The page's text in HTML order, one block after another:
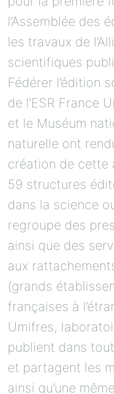
l’Assemblée des
les travaux de
scientifiques
Fédérer l’édition
de l’ESR France
et le Muséum
naturelle ont
création de cette
59 structures
dans la science
regroupe des
ainsi que des
aux
(grands
françaises à
Umifres,
publient dans
et partagent les
ainsi qu’une